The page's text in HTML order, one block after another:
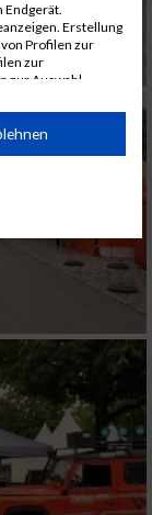
Endgerät.
Erstellung
Profilen zur
zur
zur Auswahl
Statistiken oder
und
und in die